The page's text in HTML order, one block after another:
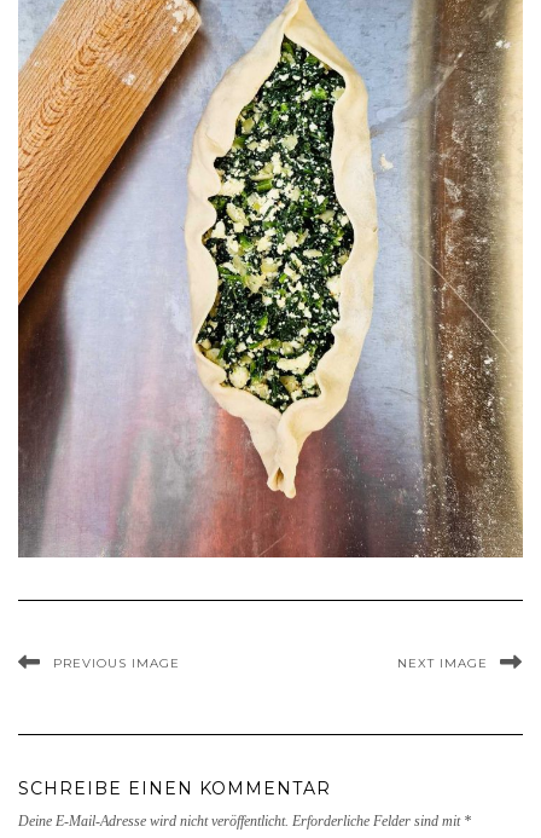
PREVIOUS IMAGE NEXT IMAGE
SCHREIBE EINEN KOMMENTAR
Deine E-Mail-Adresse wird nicht veröffentlicht. Erforderliche Felder sind mit *